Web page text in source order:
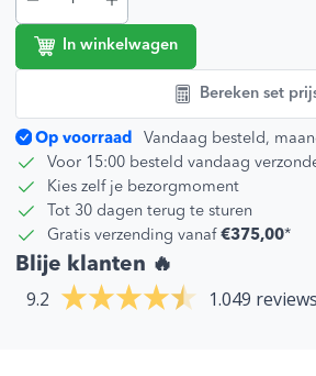
In winkelwagen
Bereken set
Op voorraad
Vandaag besteld,
Voor 15:00 besteld vandaag
Kies zelf je bezorgmoment
Tot 30 dagen terug te sturen
Gratis verzending vanaf €375,00*
Blije klanten 🔥
9.2 1.049 reviews